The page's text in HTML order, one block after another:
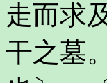
走而求
干之墓